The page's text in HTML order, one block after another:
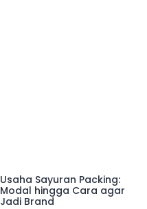
Usaha Sayuran Packing:
Modal hingga Cara agar
Jadi Brand